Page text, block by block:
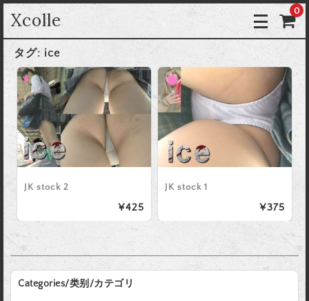
Xcolle 0
タグ: ice
JK stock 2
¥425
JK stock 1
¥375
Categories/类别/カテゴリ